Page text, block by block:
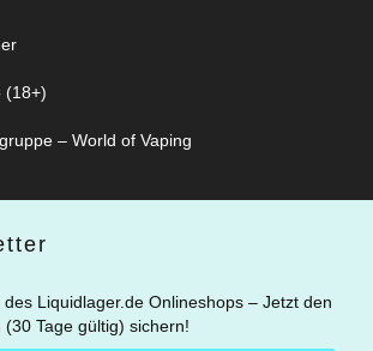
(18+)
– World of Vaping
Liquidlager.de Onlineshops – Jetzt den
Tage gültig) sichern!